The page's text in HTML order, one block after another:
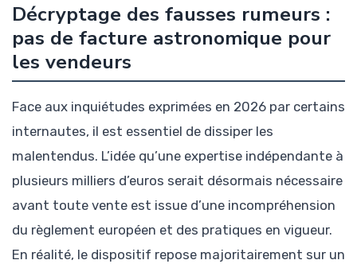
Décryptage des fausses rumeurs :
pas de facture astronomique pour
les vendeurs
Face aux inquiétudes exprimées en 2026 par certains
internautes, il est essentiel de dissiper les
malentendus. L’idée qu’une expertise indépendante à
plusieurs milliers d’euros serait désormais nécessaire
avant toute vente est issue d’une incompréhension
du règlement européen et des pratiques en vigueur.
En réalité, le dispositif repose majoritairement sur un